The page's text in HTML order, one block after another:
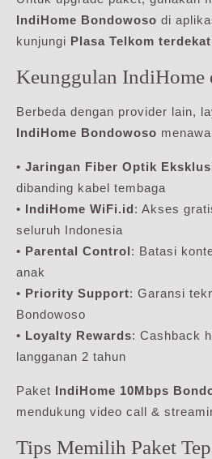
IndiHome Bondowoso di
kunjungi Plasa Telkom
Keunggulan IndiHome
Berbeda dengan provider lain,
IndiHome Bondowoso
• Jaringan Fiber Optik
dibanding kabel tembaga
• IndiHome WiFi.id: Akses
seluruh Indonesia
• Parental Control: Batasi
anak
• Priority Support: Garansi
Bondowoso
• Loyalty Rewards: Cashback
langganan 2 tahun
Paket IndiHome 10Mbps
mendukung video call &
Tips Memilih Paket